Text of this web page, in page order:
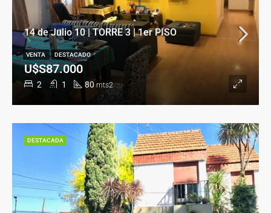
14 de Julio 10 | TORRE 3 | 1er PISO
2 1 80 mts2
U$S87.000
VENTA DESTACADO
DESTACADA